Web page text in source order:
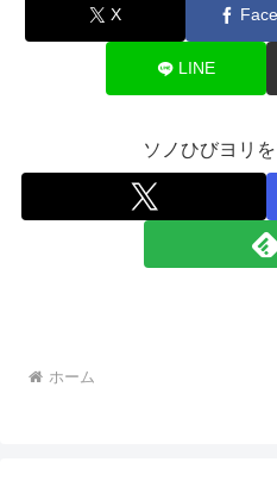
X
LINE
ソノひびヨリ
ホーム